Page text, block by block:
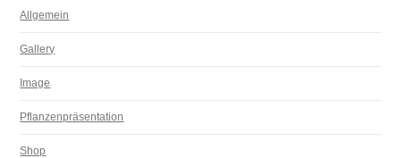
Allgemein
Gallery
Image
Pflanzenpräsentation
Shop